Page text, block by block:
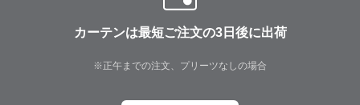
カーテンは最短ご注文の3日後に出荷
※正午までの注文、プリーツなしの場合